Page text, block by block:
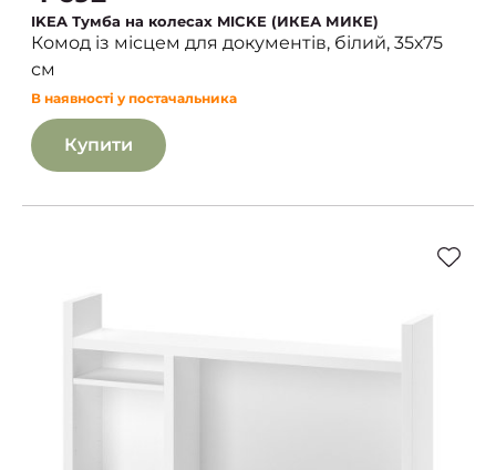
IKEA Тумба на колесах MICKE (ИКЕА МИКЕ)
Комод із місцем для документів, білий, 35х75
см
В наявності у постачальника
Купити